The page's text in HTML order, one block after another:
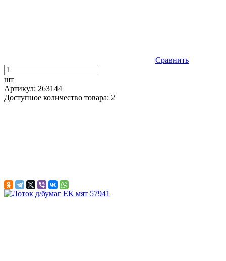
Сравнить
шт
Артикул: 263144
Доступное количество товара: 2